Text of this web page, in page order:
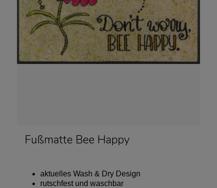
Fußmatte Bee Happy
aktuelles Wash & Dry Design
rutschfest und waschbar